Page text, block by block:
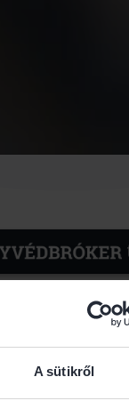
A sütikről